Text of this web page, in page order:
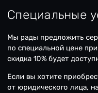
Специальные
Мы рады предложить
по специальной цене
скидка 10% будет
Если вы хотите
от юридического лица,